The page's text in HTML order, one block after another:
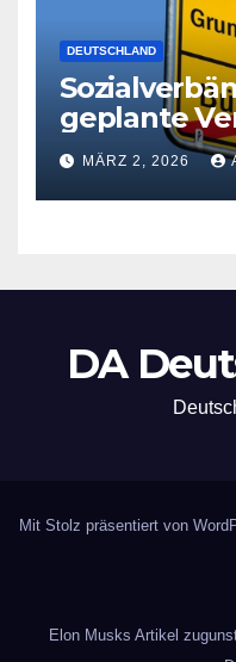
DEUTSCHLAND
geplante
derMÄRZ 2, 2026
DA
Mit Stolz präsentiert von
Elon Musks Artikel